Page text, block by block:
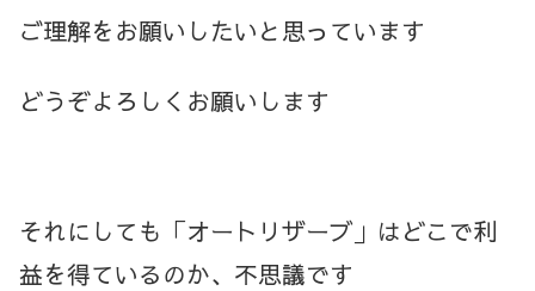
ご理解をお願いしたいと思っています
どうぞよろしくお願いします
それにしても「オートリザーブ」はどこで利
益を得ているのか、不思議です